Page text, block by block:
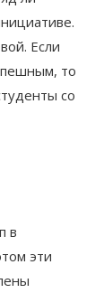
Если
то
со
в
эти